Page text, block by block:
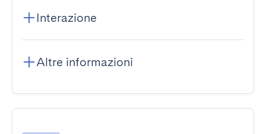
Interazione
Altre informazioni